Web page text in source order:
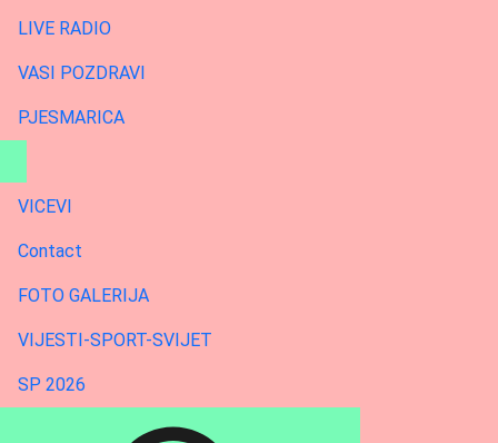
LIVE RADIO
VASI POZDRAVI
PJESMARICA
VICEVI
Contact
FOTO GALERIJA
VIJESTI-SPORT-SVIJET
SP 2026